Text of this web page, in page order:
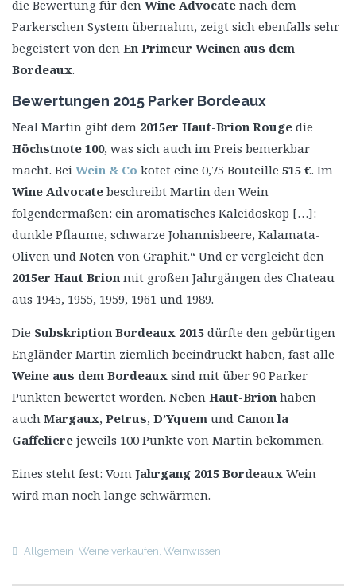
die Bewertung für den Wine Advocate nach dem
Parkerschen System übernahm, zeigt sich ebenfalls sehr
begeistert von den En Primeur Weinen aus dem
Bordeaux.
Bewertungen 2015 Parker Bordeaux
Neal Martin gibt dem 2015er Haut-Brion Rouge die
Höchstnote 100, was sich auch im Preis bemerkbar
macht. Bei Wein & Co kotet eine 0,75 Bouteille 515 €. Im
Wine Advocate beschreibt Martin den Wein
folgendermaßen: ein aromatisches Kaleidoskop […]:
dunkle Pflaume, schwarze Johannisbeere, Kalamata-
Oliven und Noten von Graphit.“ Und er vergleicht den
2015er Haut Brion mit großen Jahrgängen des Chateau
aus 1945, 1955, 1959, 1961 und 1989.
Die Subskription Bordeaux 2015 dürfte den gebürtigen
Engländer Martin ziemlich beeindruckt haben, fast alle
Weine aus dem Bordeaux sind mit über 90 Parker
Punkten bewertet worden. Neben Haut-Brion haben
auch Margaux, Petrus, D’Yquem und Canon la
Gaffeliere jeweils 100 Punkte von Martin bekommen.
Eines steht fest: Vom Jahrgang 2015 Bordeaux Wein
wird man noch lange schwärmen.
Allgemein, Weine verkaufen, Weinwissen